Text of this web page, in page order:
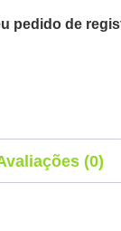
pedido de
(0)